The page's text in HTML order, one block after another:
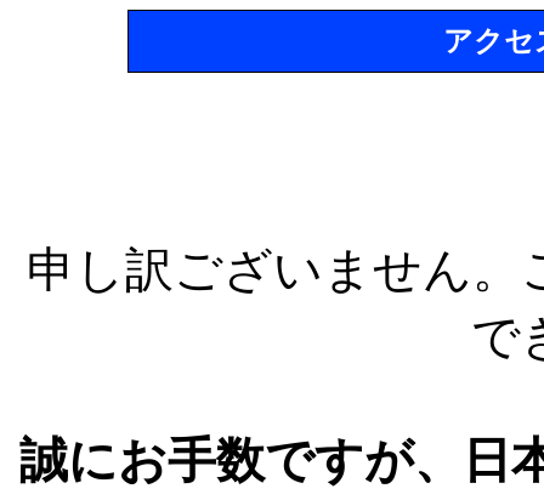
アクセ
申し訳ございません
で
誠にお手数ですが、日